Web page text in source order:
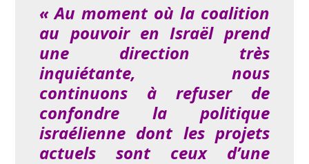
« Au moment où la coalition
au pouvoir en Israël prend
une direction très
inquiétante, nous
continuons à refuser de
confondre la politique
israélienne dont les projets
actuels sont ceux d’une